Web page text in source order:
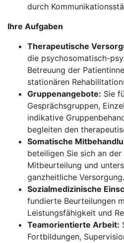
durch
Ihre Aufgaben
Therapeutische
die psychosomatisch-
Betreuung der
stationären
Gruppenangebote: Sie
Gesprächsgruppen,
indikative
begleiten den
Somatische
beteiligen Sie sich an
Mitbeurteilung und
ganzheitliche Versorgung.
Sozialmedizinische
fundierte Beurteilungen
Leistungsfähigkeit und
Teamorientierte Arbeit:
Fortbildungen,